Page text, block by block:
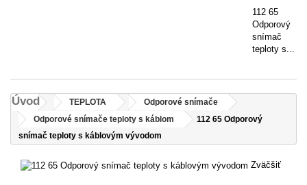
112 65
Odporový
snímač
teploty s...
Úvod TEPLOTA
Odporové snímače
Odporové snímače teploty s káblom
112 65 Odporový
snímač teploty s káblovým vývodom
Zväčšiť